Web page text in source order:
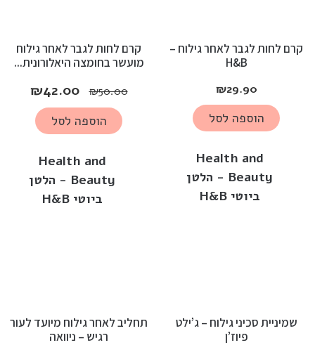
Health and
Beauty - הלטן
ביוטי H&B
קרם לחות לגבר לאחר גילוח –
H&B
₪29.90
הוספה לסל
Health and
Beauty - הלטן
ביוטי H&B
קרם לחות לגבר לאחר גילוח
מועשר בחומצה היאלורונית...
₪50.00
₪42.00
הוספה לסל
שמיניית סכיני גילוח – ג’ילט
פיוז’ן
תחליב לאחר גילוח מיועד לעור
רגיש – ניוואה